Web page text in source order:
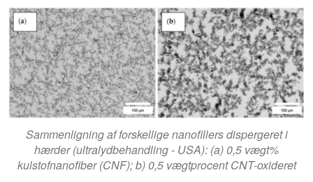
Sammenligning af forskellige nanofillers dispergeret i
hærder (ultralydbehandling - USA): (a) 0,5 vægt%
kulstofnanofiber (CNF); b) 0,5 vægtprocent CNT-oxideret